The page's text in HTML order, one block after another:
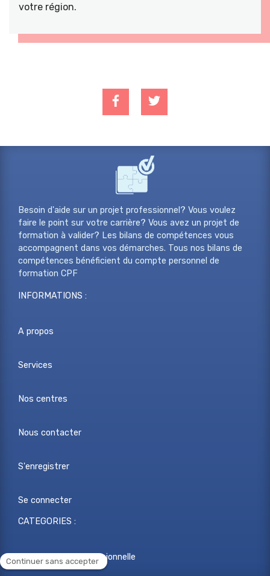
votre région.
Besoin d'aide sur un projet professionnel? Vous voulez
faire le point sur votre carrière? Vous avez un projet de
formation à valider? Les bilans de compétences vous
accompagnent dans vos démarches. Tous nos bilans de
compétences bénéficient du compte personnel de
formation CPF
INFORMATIONS :
A propos
Services
Nos centres
Nous contacter
S'enregistrer
Se connecter
CATEGORIES :
Reconversion professionnelle